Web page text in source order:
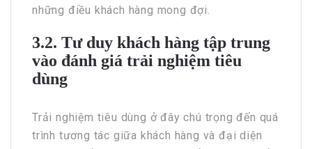
những điều khách hàng mong đợi.
3.2. Tư duy khách hàng tập trung
vào đánh giá trải nghiệm tiêu
dùng
Trải nghiệm tiêu dùng ở đây chú trọng đến quá
trình tương tác giữa khách hàng và đại diện